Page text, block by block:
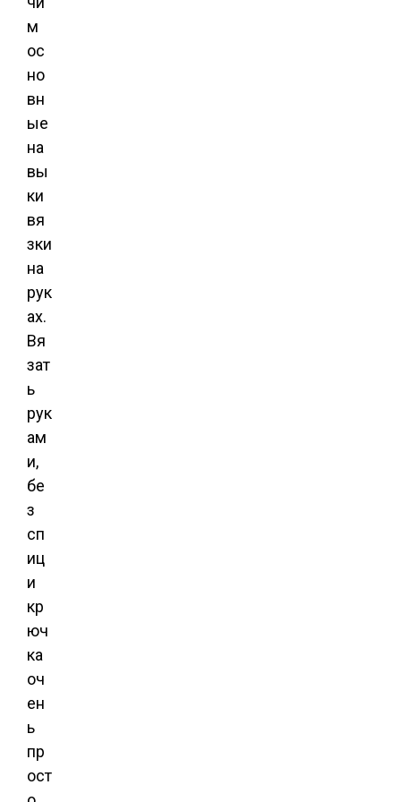
м
ос
но
вн
ые
на
вы
ки
вя
зки
на
рук
ах.
Вя
зат
ь
рук
ам
и,
бе
з
сп
иц
и
кр
юч
ка
оч
ен
ь
пр
ост